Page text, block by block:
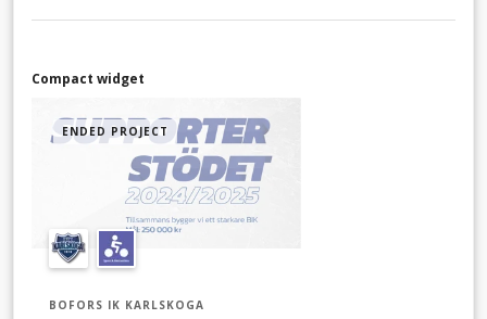
Compact widget
ENDED PROJECT
BOFORS IK KARLSKOGA